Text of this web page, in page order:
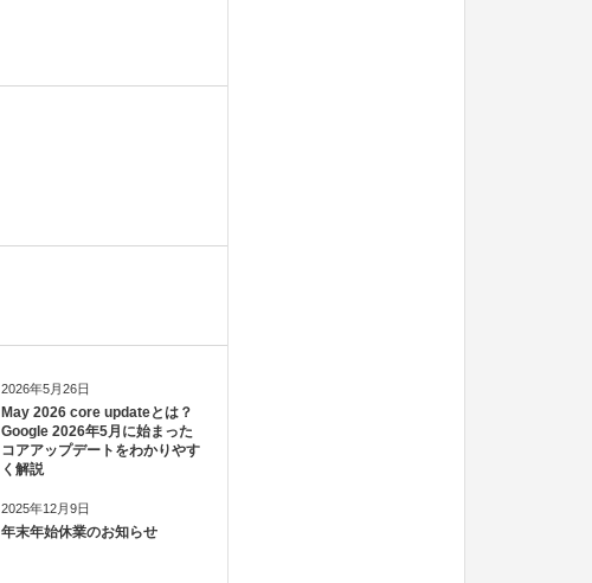
2026年5月26日
May 2026 core updateとは？
Google 2026年5月に始まった
コアアップデートをわかりやす
く解説
2025年12月9日
年末年始休業のお知らせ